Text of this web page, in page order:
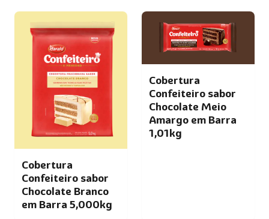
Cobertura
Confeiteiro sabor
Chocolate Branco
em Barra 5,000kg
Cobertura
Confeiteiro sabor
Chocolate Meio
Amargo em Barra
1,01kg